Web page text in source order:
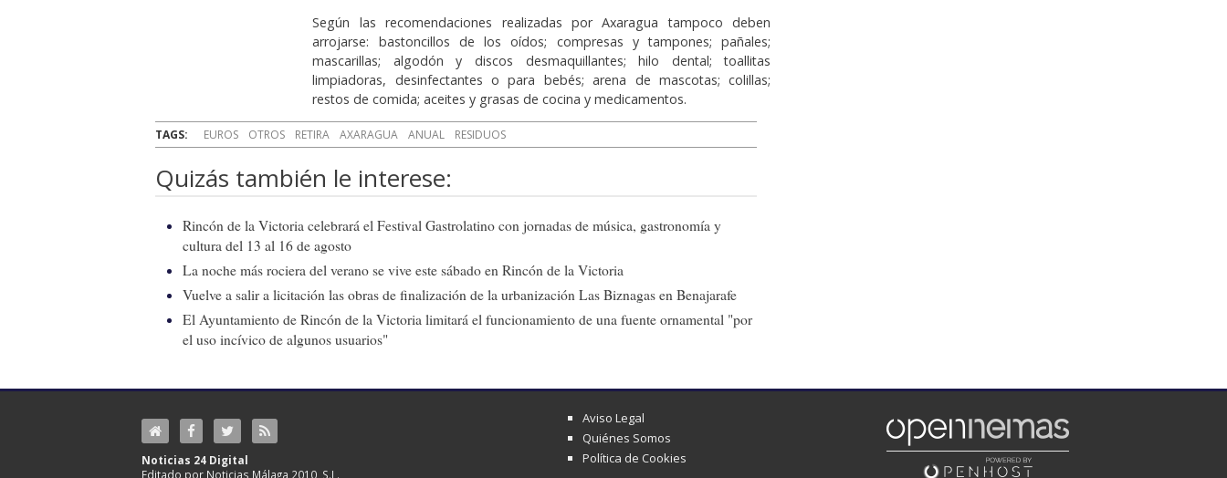
Según las recomendaciones realizadas por Axaragua tampoco deben
arrojarse: bastoncillos de los oídos; compresas y tampones; pañales;
mascarillas; algodón y discos desmaquillantes; hilo dental; toallitas
limpiadoras, desinfectantes o para bebés; arena de mascotas; colillas;
restos de comida; aceites y grasas de cocina y medicamentos.
TAGS: EUROS OTROS RETIRA AXARAGUA ANUAL RESIDUOS
Quizás también le interese:
Rincón de la Victoria celebrará el Festival Gastrolatino con jornadas de música, gastronomía y
cultura del 13 al 16 de agosto
La noche más rociera del verano se vive este sábado en Rincón de la Victoria
Vuelve a salir a licitación las obras de finalización de la urbanización Las Biznagas en Benajarafe
El Ayuntamiento de Rincón de la Victoria limitará el funcionamiento de una fuente ornamental "por
el uso incívico de algunos usuarios"
Noticias 24 Digital
Editado por Noticias Málaga 2010, S.L.
Aviso Legal
Quiénes Somos
Política de Cookies